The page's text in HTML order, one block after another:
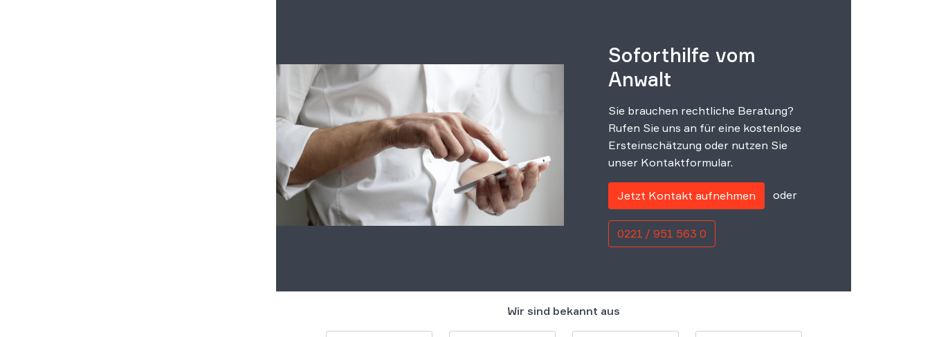
Soforthilfe vom
Anwalt
Sie brauchen rechtliche Beratung?
Rufen Sie uns an für eine kostenlose
Ersteinschätzung oder nutzen Sie
unser Kontaktformular.
Jetzt Kontakt aufnehmen oder
0221 / 951 563 0
Wir sind bekannt aus